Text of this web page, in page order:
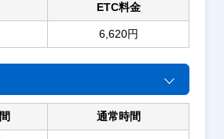
ETC料金
6,620円
通常時間